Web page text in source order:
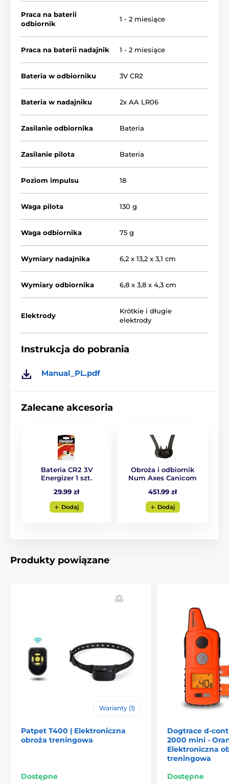
Zasięg obroży
odległości do 1500 metrów. Taki zasięg
wybór do treningu na dużych odległościach w mieście
i w lesie
Num Axes Canicom 1500 koryguje
zachowane psa poprzez sygnał
dźwiękowy oraz impuls elektrostatyczny,
który możesz ustawić na 18 poziomach. Bez problemu
psa. Moc impulsu możesz w każdym
trwający poniżej sekundy. Ciągły, wysyłany tak długo
jak długo przytrzymywany jest przycisk impulsu
przycisk, którego intensywność ustawiasz przed
treningiem. Wykorzystywany do natychmiastowej
korekcji psa w niebezpiecznych, nagłych sytuacjach,
gdy zwykły impuls może nie wystarczyć.
zasilany guzikową baterią 3V typu CR2, jej
wytrzymałość sięga do 2 miesięcy a stan baterii
Num Axes Canicom 1500 ma w pełni
wodoszczelny odbiornik. Możesz bez
problemu trenować psa w deszczu, piesek
może też wskoczyć z nią do wody. Nadajnik jest
wodoodporny, możesz używać go w delikatnym
deszczu i śniegu.
Ilość psów
Num Axes Canicom 1500 możesz
rozszerzyć do szkolenia do czterech psów.
Ten zestaw posiada w opakowaniu trzy
Dokupując
pomocą tej obroży nawet do 4 psów.
Praca na baterii
odbiornik
1 - 2 miesiące
Praca na baterii nadajnik 1 - 2 miesiące
Bateria w odbiorniku 3V CR2
Bateria w nadajniku 2x AA LR06
Zasilanie odbiornika Bateria
Zasilanie pilota Bateria
Poziom impulsu 18
Waga pilota 130 g
Waga odbiornika 75 g
Wymiary nadajnika 6,2 x 13,2 x 3,1 cm
Wymiary odbiornika 6,8 x 3,8 x 4,3 cm
Elektrody
Krótkie i długie
elektrody
Instrukcja do pobrania
Manual_PL.pdf
Zalecane akcesoria
Bateria CR2 3V
Energizer 1 szt.
29.99 zł
Dodaj
Obroża i odbiornik
Num Axes Canicom
451.99 zł
Dodaj
Produkty powiązane
Warianty (1)
Patpet T400 | Elektroniczna
obroża treningowa
Dostępne
Dogtrace d-
2000 mini -
Elektroniczna
treningowa
Dostępne